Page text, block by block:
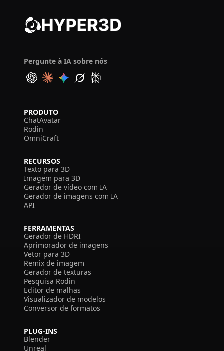
Pergunte à IA sobre nós
PRODUTO
ChatAvatar
Rodin
OmniCraft
RECURSOS
Texto para 3D
Imagem para 3D
Gerador de vídeo com IA
Gerador de imagens com IA
API
FERRAMENTAS
Gerador de HDRI
Aprimorador de imagens
Vetor para 3D
Remix de imagem
Gerador de texturas
Pesquisa Rodin
Editor de malhas
Visualizador de modelos
Conversor de formatos
PLUG-INS
Blender
Unreal